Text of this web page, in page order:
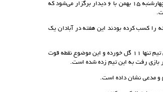
به گزارش روابط‌عمومی باشگاه مس، هفته پانزدهم لیگ برتر فوتسال زنان در حالی فردا چهارشنبه 15 بهمن با 6 دیدار برگزار می‌شود که
را کسب کرده بودند این هفته در آبادان یک
پالایش نفت آبادانِ با 33 امتیاز، یکی از مستحکم‌ترین تیم‌های لیگ در خط دفاعی بوده، این تیم تنها 11 گل خورده و این موضوع نقطه قوت